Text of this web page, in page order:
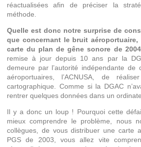
réactualisées afin de préciser la
méthode.
Quelle est donc notre surprise de
que concernant le bruit
carte du plan de gêne sonore de 2004
remise à jour depuis 10 ans par la
demeure par l’autorité indépendante de
aéroportuaires, l’ACNUSA, de
cartographique. Comme si la DGAC
rentrer quelques données dans un
Il y a donc un loup ! Pourquoi cette
mieux comprendre le problème, nous
collègues, de vous distribuer une carte
PGS de 2003, vous allez vite